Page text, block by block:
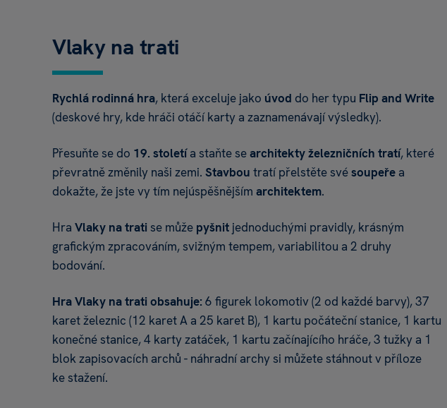
Vlaky na trati
Rychlá rodinná hra, která exceluje jako úvod do her typu Flip and Write
(deskové hry, kde hráči otáčí karty a zaznamenávají výsledky).
Přesuňte se do 19. stoletía staňte searchitektyželezničních tratí, které
převratně změnily naši zemi. Stavbou tratí přelstěte svésoupeře a
dokažte, že jste vy tím nejúspěšnějším architektem.
Hra Vlaky na trati se může pyšnit jednoduchými pravidly, krásným
grafickým zpracováním, svižným tempem, variabilitou a 2 druhy
bodování.
Hra Vlaky na trati obsahuje: 6 figurek lokomotiv (2 od každé barvy), 37
karet železnic (12 karet A a 25 karet B), 1 kartu počáteční stanice, 1 kartu
konečné stanice, 4 karty zatáček, 1 kartu začínajícího hráče, 3 tužky a 1
blok zapisovacích archů - náhradní archy si můžete stáhnout v příloze
ke stažení.